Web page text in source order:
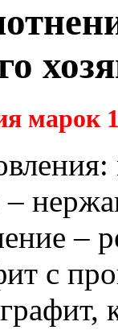
марок
–
с